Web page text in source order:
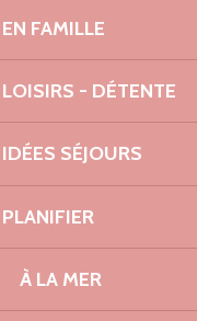
EN FAMILLE
LOISIRS - DÉTENTE
IDÉES SÉJOURS
PLANIFIER
À LA MER
à la
Avec Yann,
sur les traces des
de cette côte
une première